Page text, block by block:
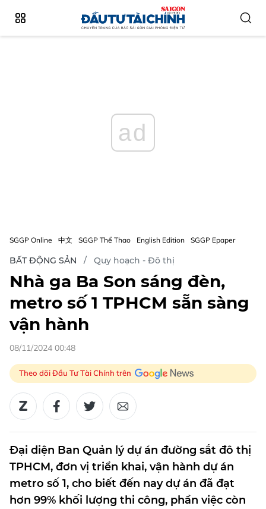
ad
SGGP Online 中文 SGGP Thể Thao English Edition SGGP Epaper
BẤT ĐỘNG SẢN Quy hoạch - Đô thị
Nhà ga Ba Son sáng đèn,
metro số 1 TPHCM sẵn sàng
vận hành
08/11/2024 00:48
Theo dõi Đầu Tư Tài Chính trên
Đại diện Ban Quản lý dự án đường sắt đô thị
TPHCM, đơn vị triển khai, vận hành dự án
metro số 1, cho biết đến nay dự án đã đạt
hơn 99% khối lượng thi công, phần việc còn